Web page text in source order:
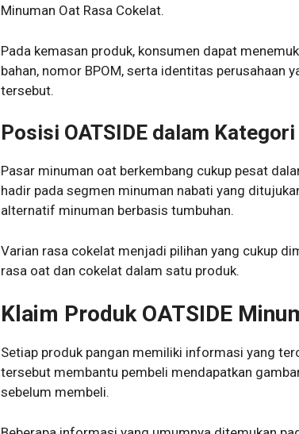
Minuman Oat Rasa Cokelat.
Pada kemasan produk, konsumen dapat
bahan, nomor BPOM, serta identitas perusahaan
tersebut.
Posisi OATSIDE dalam
Pasar minuman oat berkembang cukup pesat
hadir pada segmen minuman nabati yang
alternatif minuman berbasis tumbuhan.
Varian rasa cokelat menjadi pilihan yang cukup
rasa oat dan cokelat dalam satu produk.
Klaim Produk OATSIDE
Setiap produk pangan memiliki informasi yang
tersebut membantu pembeli mendapatkan
sebelum membeli.